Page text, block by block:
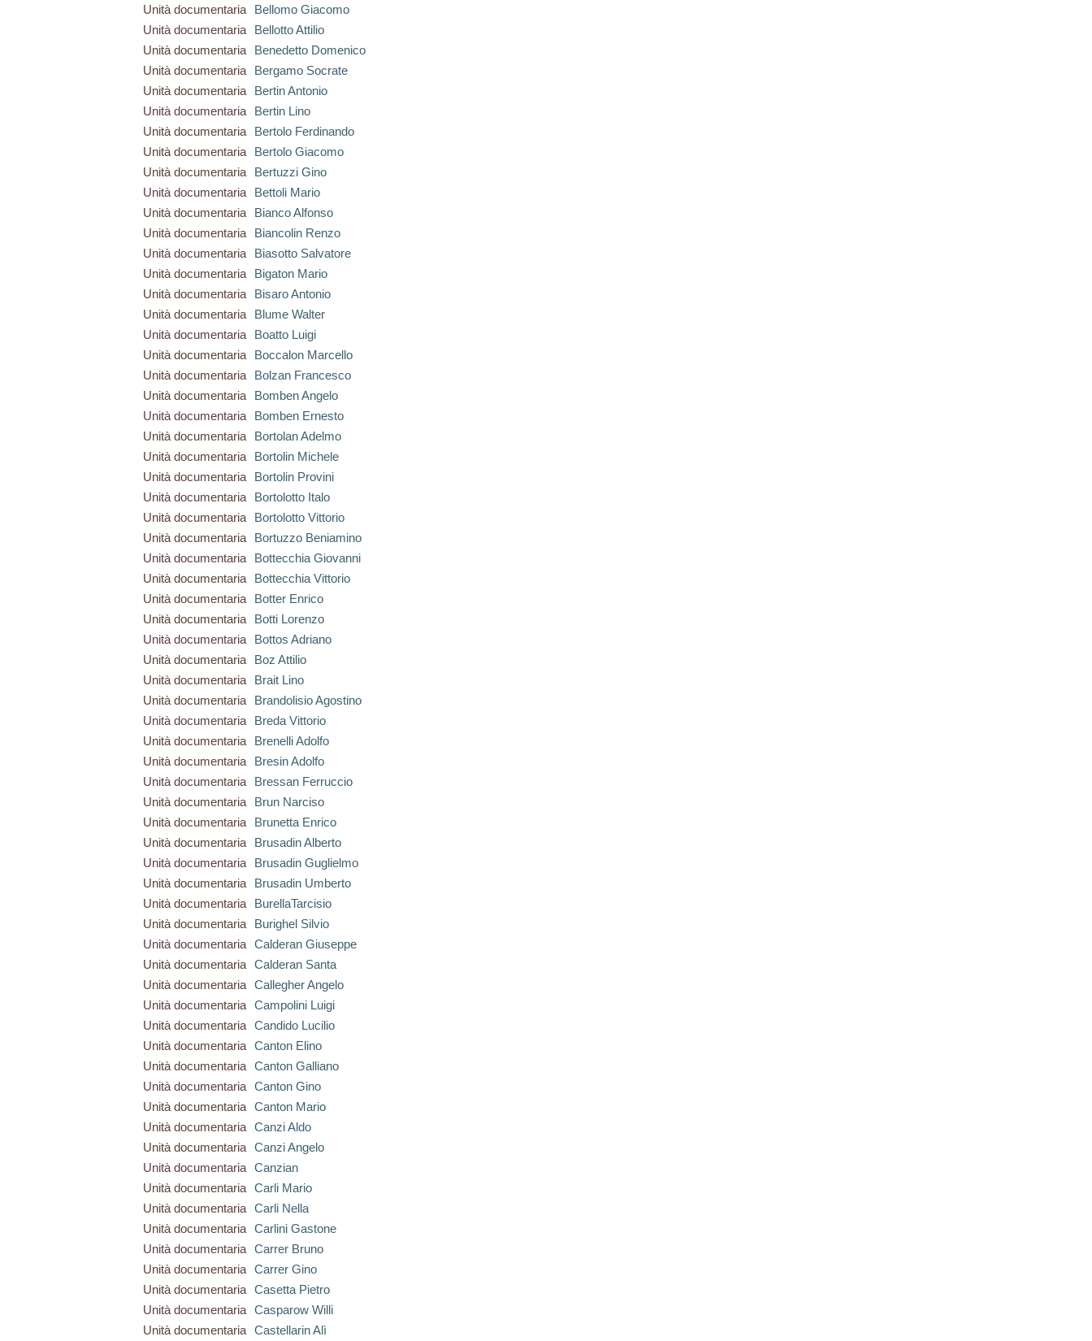
Unità documentaria
Bellomo Giacomo
Unità documentaria
Bellotto Attilio
Unità documentaria
Benedetto Domenico
Unità documentaria
Bergamo Socrate
Unità documentaria
Bertin Antonio
Unità documentaria
Bertin Lino
Unità documentaria
Bertolo Ferdinando
Unità documentaria
Bertolo Giacomo
Unità documentaria
Bertuzzi Gino
Unità documentaria
Bettoli Mario
Unità documentaria
Bianco Alfonso
Unità documentaria
Biancolin Renzo
Unità documentaria
Biasotto Salvatore
Unità documentaria
Bigaton Mario
Unità documentaria
Bisaro Antonio
Unità documentaria
Blume Walter
Unità documentaria
Boatto Luigi
Unità documentaria
Boccalon Marcello
Unità documentaria
Bolzan Francesco
Unità documentaria
Bomben Angelo
Unità documentaria
Bomben Ernesto
Unità documentaria
Bortolan Adelmo
Unità documentaria
Bortolin Michele
Unità documentaria
Bortolin Provini
Unità documentaria
Bortolotto Italo
Unità documentaria
Bortolotto Vittorio
Unità documentaria
Bortuzzo Beniamino
Unità documentaria
Bottecchia Giovanni
Unità documentaria
Bottecchia Vittorio
Unità documentaria
Botter Enrico
Unità documentaria
Botti Lorenzo
Unità documentaria
Bottos Adriano
Unità documentaria
Boz Attilio
Unità documentaria
Brait Lino
Unità documentaria
Brandolisio Agostino
Unità documentaria
Breda Vittorio
Unità documentaria
Brenelli Adolfo
Unità documentaria
Bresin Adolfo
Unità documentaria
Bressan Ferruccio
Unità documentaria
Brun Narciso
Unità documentaria
Brunetta Enrico
Unità documentaria
Brusadin Alberto
Unità documentaria
Brusadin Guglielmo
Unità documentaria
Brusadin Umberto
Unità documentaria
BurellaTarcisio
Unità documentaria
Burighel Silvio
Unità documentaria
Calderan Giuseppe
Unità documentaria
Calderan Santa
Unità documentaria
Callegher Angelo
Unità documentaria
Campolini Luigi
Unità documentaria
Candido Lucilio
Unità documentaria
Canton Elino
Unità documentaria
Canton Galliano
Unità documentaria
Canton Gino
Unità documentaria
Canton Mario
Unità documentaria
Canzi Aldo
Unità documentaria
Canzi Angelo
Unità documentaria
Canzian
Unità documentaria
Carli Mario
Unità documentaria
Carli Nella
Unità documentaria
Carlini Gastone
Unità documentaria
Carrer Bruno
Unità documentaria
Carrer Gino
Unità documentaria
Casetta Pietro
Unità documentaria
Casparow Willi
Unità documentaria
Castellarin Alì